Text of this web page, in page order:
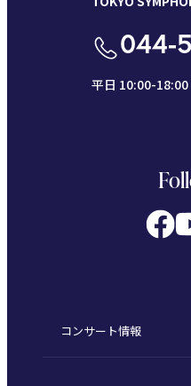
044-
平日 10:00-18:00
コンサート情報